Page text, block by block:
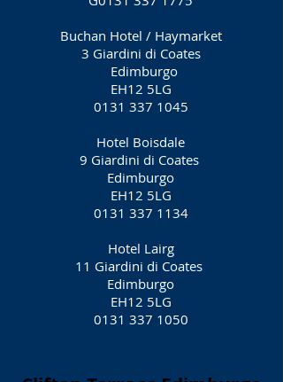
Buchan Hotel / Haymarket
3 Giardini di Coates
Edimburgo
EH12 5LG
0131 337 1045
Hotel Boisdale
9 Giardini di Coates
Edimburgo
EH12 5LG
0131 337 1134
Hotel Lairg
11 Giardini di Coates
Edimburgo
EH12 5LG
0131 337 1050